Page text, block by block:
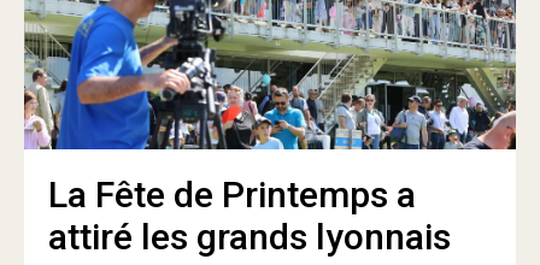
La Fête de Printemps a
attiré les grands lyonnais